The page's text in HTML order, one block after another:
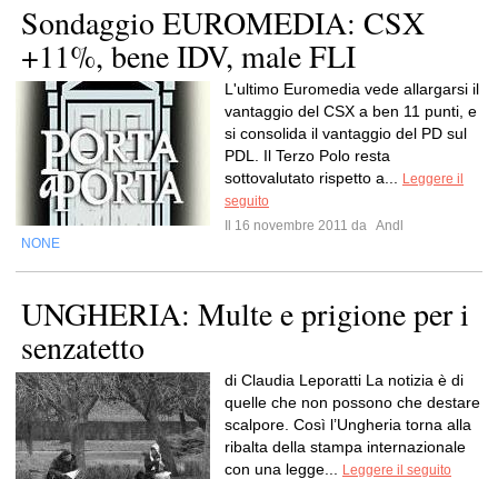
Sondaggio EUROMEDIA: CSX
+11%, bene IDV, male FLI
L'ultimo Euromedia vede allargarsi il
vantaggio del CSX a ben 11 punti, e
si consolida il vantaggio del PD sul
PDL. Il Terzo Polo resta
sottovalutato rispetto a...
Leggere il
seguito
Il 16 novembre 2011 da Andl
NONE
UNGHERIA: Multe e prigione per i
senzatetto
di Claudia Leporatti La notizia è di
quelle che non possono che destare
scalpore. Così l’Ungheria torna alla
ribalta della stampa internazionale
con una legge...
Leggere il seguito